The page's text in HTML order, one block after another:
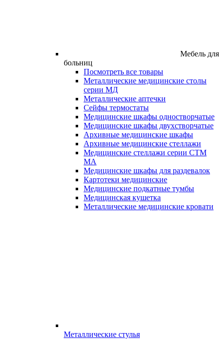
Мебель для
больниц
Посмотреть все товары
Металлические медицинские столы
серии МД
Металлические аптечки
Сейфы термостаты
Медицинские шкафы одностворчатые
Медицинские шкафы двухстворчатые
Архивные медицинские шкафы
Архивные медицинские стеллажи
Медицинские стеллажи серии СТМ
МА
Медицинские шкафы для раздевалок
Картотеки медицинские
Медицинские подкатные тумбы
Медицинская кушетка
Металлические медицинские кровати
Металлические стулья